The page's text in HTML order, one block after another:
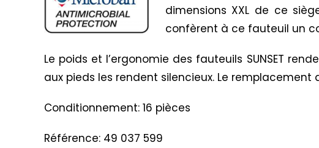
dimensions XXL de ce
confèrent à ce fauteuil un
Le poids et l’ergonomie des fauteuils SUNSET
aux pieds les rendent silencieux. Le
Conditionnement: 16 pièces
Référence: 49 037 599